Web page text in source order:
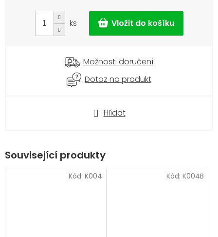
Hlídat
cena:
ks
Možnosti doručení
Dotaz na produkt
Související produkty
Kód: K004 Kód: K004B